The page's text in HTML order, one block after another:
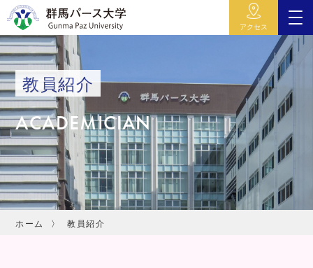
アクセス
教員紹介
ACADEMICIAN
ホーム 教員紹介